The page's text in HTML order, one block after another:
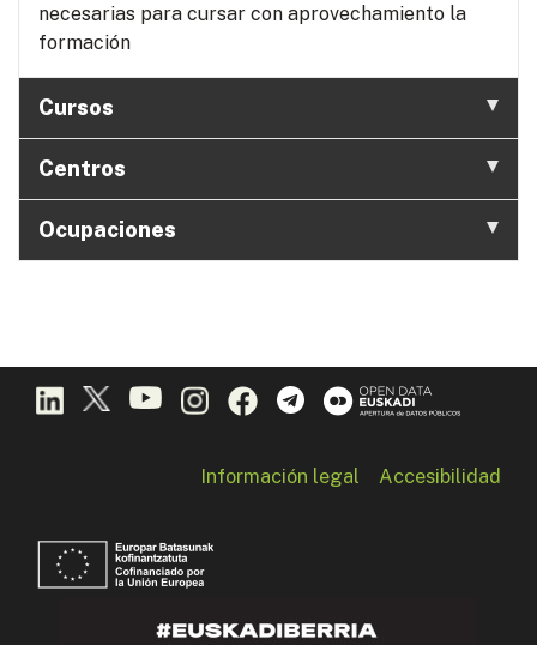
necesarias para cursar con aprovechamiento la
formación
Cursos
Centros
Ocupaciones
Información legal Accesibilidad